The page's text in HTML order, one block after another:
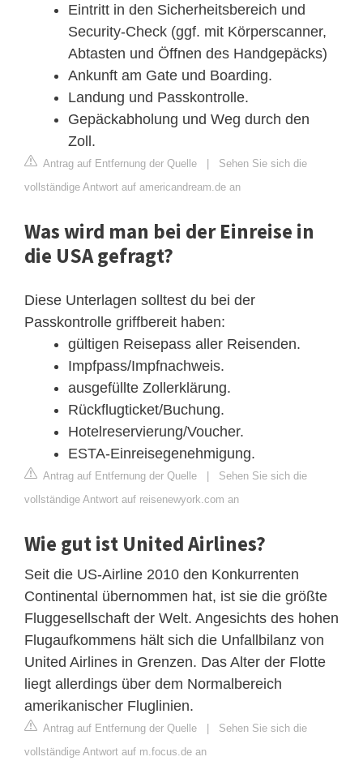
Eintritt in den Sicherheitsbereich und
Security-Check (ggf. mit Körperscanner,
Abtasten und Öffnen des Handgepäcks)
Ankunft am Gate und Boarding.
Landung und Passkontrolle.
Gepäckabholung und Weg durch den
Zoll.
Antrag auf Entfernung der Quelle | Sehen Sie sich die
vollständige Antwort auf americandream.de an
Was wird man bei der Einreise in
die USA gefragt?
Diese Unterlagen solltest du bei der
Passkontrolle griffbereit haben:
gültigen Reisepass aller Reisenden.
Impfpass/Impfnachweis.
ausgefüllte Zollerklärung.
Rückflugticket/Buchung.
Hotelreservierung/Voucher.
ESTA-Einreisegenehmigung.
Antrag auf Entfernung der Quelle | Sehen Sie sich die
vollständige Antwort auf reisenewyork.com an
Wie gut ist United Airlines?
Seit die US-Airline 2010 den Konkurrenten
Continental übernommen hat, ist sie die größte
Fluggesellschaft der Welt. Angesichts des hohen
Flugaufkommens hält sich die Unfallbilanz von
United Airlines in Grenzen. Das Alter der Flotte
liegt allerdings über dem Normalbereich
amerikanischer Fluglinien.
Antrag auf Entfernung der Quelle | Sehen Sie sich die
vollständige Antwort auf m.focus.de an